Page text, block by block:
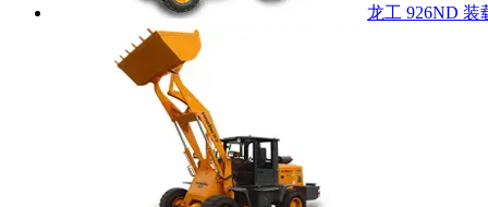
龙工 926ND 装